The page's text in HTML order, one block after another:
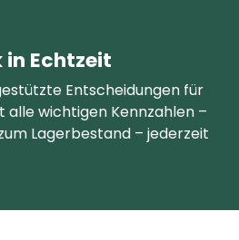
in Echtzeit
Entscheidungen für
alle wichtigen Kennzahlen –
Lagerbestand – jederzeit